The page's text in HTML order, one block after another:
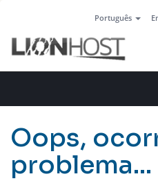
Português
Oops,
problema...